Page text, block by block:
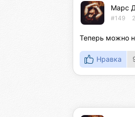
Марс
#149
Теперь можно
Нравка